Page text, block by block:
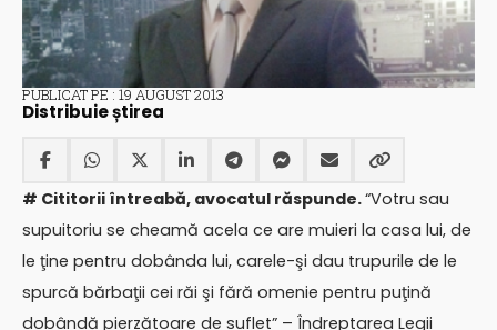
PUBLICAT PE : 19 AUGUST 2013
Distribuie știrea
# Cititorii întreabă, avocatul răspunde.“Votru sau
supuitoriu se cheamă acela ce are muieri la casa lui, de
le ţine pentru dobânda lui, carele-şi dau trupurile de le
spurcă bărbaţii cei răi şi fără omenie pentru puţină
dobândă pierzătoare de suflet” – Îndreptarea Legii